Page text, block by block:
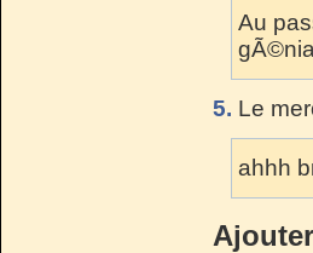
Au
5. Le
ahhh